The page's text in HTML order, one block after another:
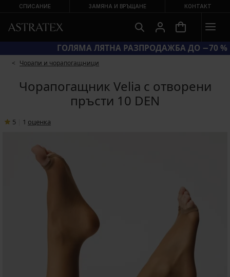
СПИСАНИЕ ЗАМЯНА И ВРЪЩАНЕ КОНТАКТ
КОД BRA20 = СУТИЕНИ −20 %
Чорапи и чорапогащници
Чорапогащник Velia с отворени
пръсти 10 DEN
5 1 oценка